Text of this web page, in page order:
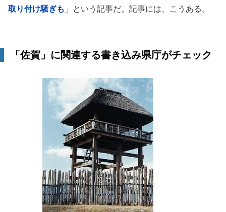
取り付け騒ぎも 」という記事だ。記事には、こうある。
「佐賀」に関連する書き込み県庁がチェック